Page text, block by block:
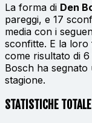
La forma di Den
pareggi, e 17
media con i
sconfitte. E la loro
come risultato di
Bosch ha
stagione.
STATISTICHE